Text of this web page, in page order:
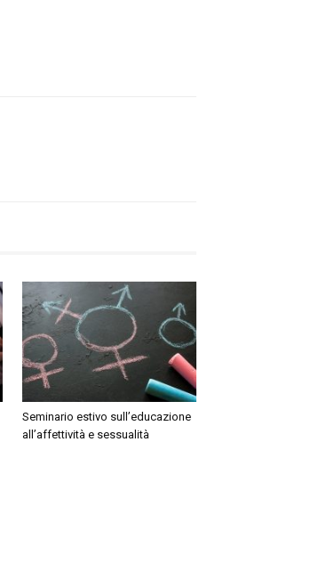
Seminario estivo sull’educazione
all’affettività e sessualità